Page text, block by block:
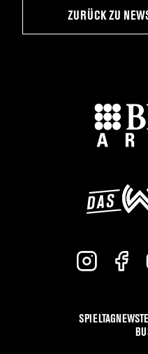
ZURÜCK ZU
SPIELTAGNEWS